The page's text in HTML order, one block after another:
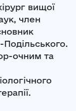
вищої
член
Подільського.
очним та